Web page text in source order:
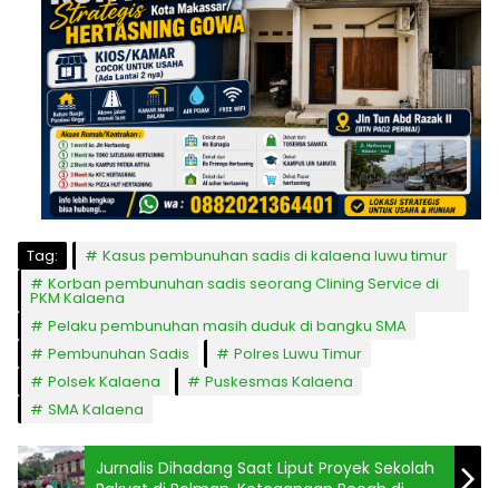
Tag:
Kasus pembunuhan sadis di kalaena luwu timur
Korban pembunuhan sadis seorang Clining Service di
PKM Kalaena
Pelaku pembunuhan masih duduk di bangku SMA
Pembunuhan Sadis
Polres Luwu Timur
Polsek Kalaena
Puskesmas Kalaena
SMA Kalaena
Jurnalis Dihadang Saat Liput Proyek Sekolah